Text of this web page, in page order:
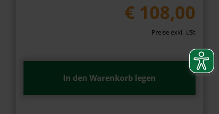
€ 108,00
Preise exkl. USt
In den Warenkorb legen